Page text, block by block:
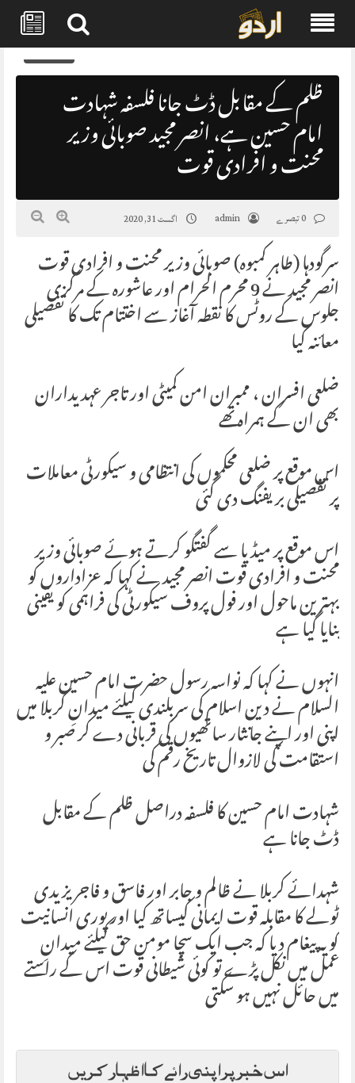
Skip
content
0
ظلم کے مقابل ڈٹ جانا فلسفہ شہادت
امام حسین ہے، انصر مجید صوبائی وزیر
محنت و افرادی قوت
admin اگست 31, 2020
سرگودہا (طاہر کمبوہ) صوبائی وزیر محنت و افرادی قوت
انصر مجید نے 9 محرم الحرام اور عاشورہ کے مرکزی
جلوس کے روٹس کا نقطہ آغاز سے اختتام تک کا تفصیلی
معائنہ کیا
ضلعی افسران ، ممبران امن کمیٹی اور تاجر عہدیداران
بھی ان کے ہمراہ تھے
اس موقع پر ضلعی محکموں کی انتظامی و سیکورٹی معاملات
پر تفصیلی بریفنگ دی گئی
اس موقع پر میڈیا سے گفتگو کرتے ہوئے صوبائی وزیر
محنت و افرادی قوت انصر مجید نے کہا کہ عزاداروں کو
بہترین ماحول اور فول پروف سیکورٹی کی فراہمی کو یقینی
بنایا گیا ہے
انہوں نے کہا کہ نواسہ رسول حضرت امام حسین علیہ
السلام نے دین اسلام کی سربلندی کیلئے میدانِ کربلا میں
اپنی اور اپنے جانثار ساتھیوں کی قربانی دے کر صبر و
استقامت کی لازوال تاریخ رقم کی
شہادت امام حسین کا فلسفہ دراصل ظلم کے مقابل
ڈٹ جانا ہے
شہدائے کربلا نے ظالم و جابر اور فاسق و فاجر یزیدی
ٹولے کا مقابلہ قوت ایمانی کیساتھ کیا اور پوری انسانیت
کو یہ پیغام دیا کہ جب ایک سچا مومن حق کیلئے میدانِ
عمل میں نکل پڑے تو کوئی شیطانی قوت اس کے راستے
میں حائل نہیں ہو سکتی
اس خبر پر اپنی رائے کا اظہار کریں